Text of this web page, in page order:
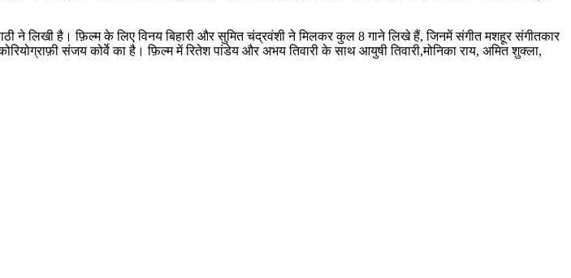
ने लिखी है। फ़िल्म के लिए विनय बिहारी और सुमित चंद्रवंशी ने मिलकर कुल 8 गाने लिखे हैं, जिनमें संगीत मशहूर संगीतकार
संजय कोर्वे का है। फ़िल्म में रितेश पांडेय और अभय तिवारी के साथ आयुषी तिवारी,मोनिका राय, अमित शुक्ला,